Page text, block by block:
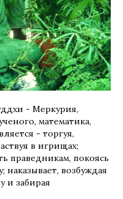
- Меркурия,
математика,
- торгуя,
в игрищах;
праведникам, покоясь
возбуждая
и забирая